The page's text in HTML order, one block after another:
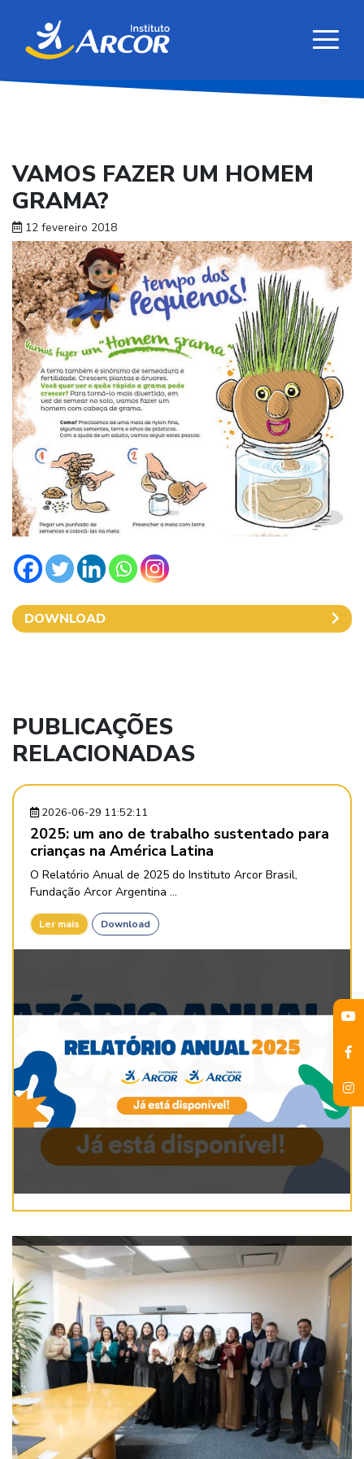
VAMOS FAZER UM HOMEM
GRAMA?
12 fevereiro 2018
DOWNLOAD
PUBLICAÇÕES
RELACIONADAS
2026-06-29 11:52:11
2025: um ano de trabalho sustentado para
crianças na América Latina
O Relatório Anual de 2025 do Instituto Arcor Brasil,
Fundação Arcor Argentina ...
Ler mais Download